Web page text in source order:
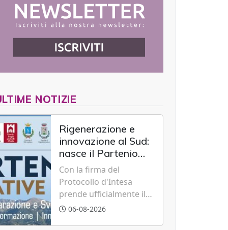
NOTIZIE
Rigenerazione e
innovazione al Sud:
nasce il Partenio
Creative Hub per il
rilancio del
territorio
Con la firma del
Protocollo d'Intesa
prende ufficialmente il
via il recupero dell'ex
06-08-2026